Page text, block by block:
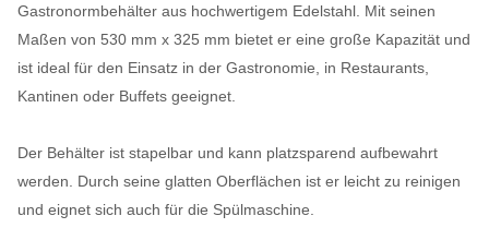
Gastronormbehälter aus hochwertigem Edelstahl. Mit seinen
Maßen von 530 mm x 325 mm bietet er eine große Kapazität und
ist ideal für den Einsatz in der Gastronomie, in Restaurants,
Kantinen oder Buffets geeignet.
Der Behälter ist stapelbar und kann platzsparend aufbewahrt
werden. Durch seine glatten Oberflächen ist er leicht zu reinigen
und eignet sich auch für die Spülmaschine.